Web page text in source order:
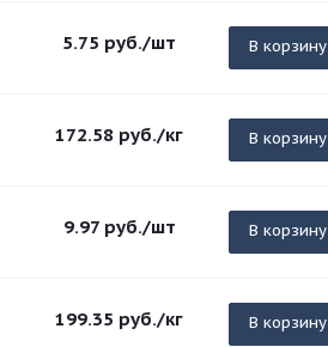
5.75 руб./шт В корзину
172.58 руб./кг В корзину
9.97руб./шт В корзину
199.35 руб./кг В корзину